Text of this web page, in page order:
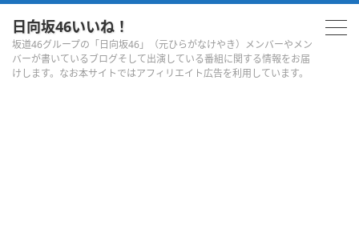
日向坂46いいね！
坂道46グループの「日向坂46」（元ひらがなけやき）メンバーやメン
バーが書いているブログそして出演している番組に関する情報をお届
けします。なお本サイトではアフィリエイト広告を利用しています。